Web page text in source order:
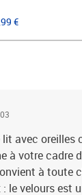
€
avec oreilles
à votre cadre
à toute
le velours est